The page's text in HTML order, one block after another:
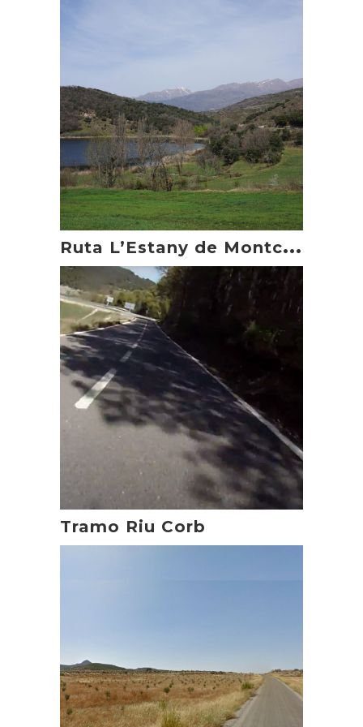
R
uta L’Estany de Montcortés
Tramo Riu Corb